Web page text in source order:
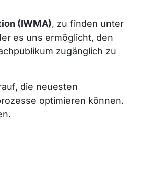
(IWMA), zu finden unter
es uns ermöglicht, den
zugänglich zu
die neuesten
optimieren können.